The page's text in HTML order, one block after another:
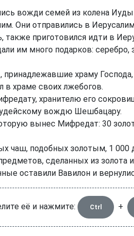
вожди семей из колена
Они отправились в
также приготовился идти в
им много подарков: серебро,
храму
в храме своих лжебогов.
хранителю его
вождю Шешбацару.
вынес Мифредат: 30
чаш, подобных золотым, 1 000
сделанных из золота
оставили Вавилон и
её и нажмите: Ctrl +